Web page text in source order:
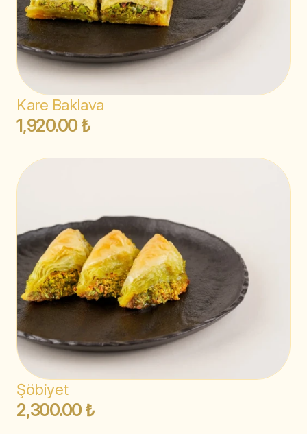
Kare Baklava
1,920.00 ₺
Şöbiyet
2,300.00 ₺